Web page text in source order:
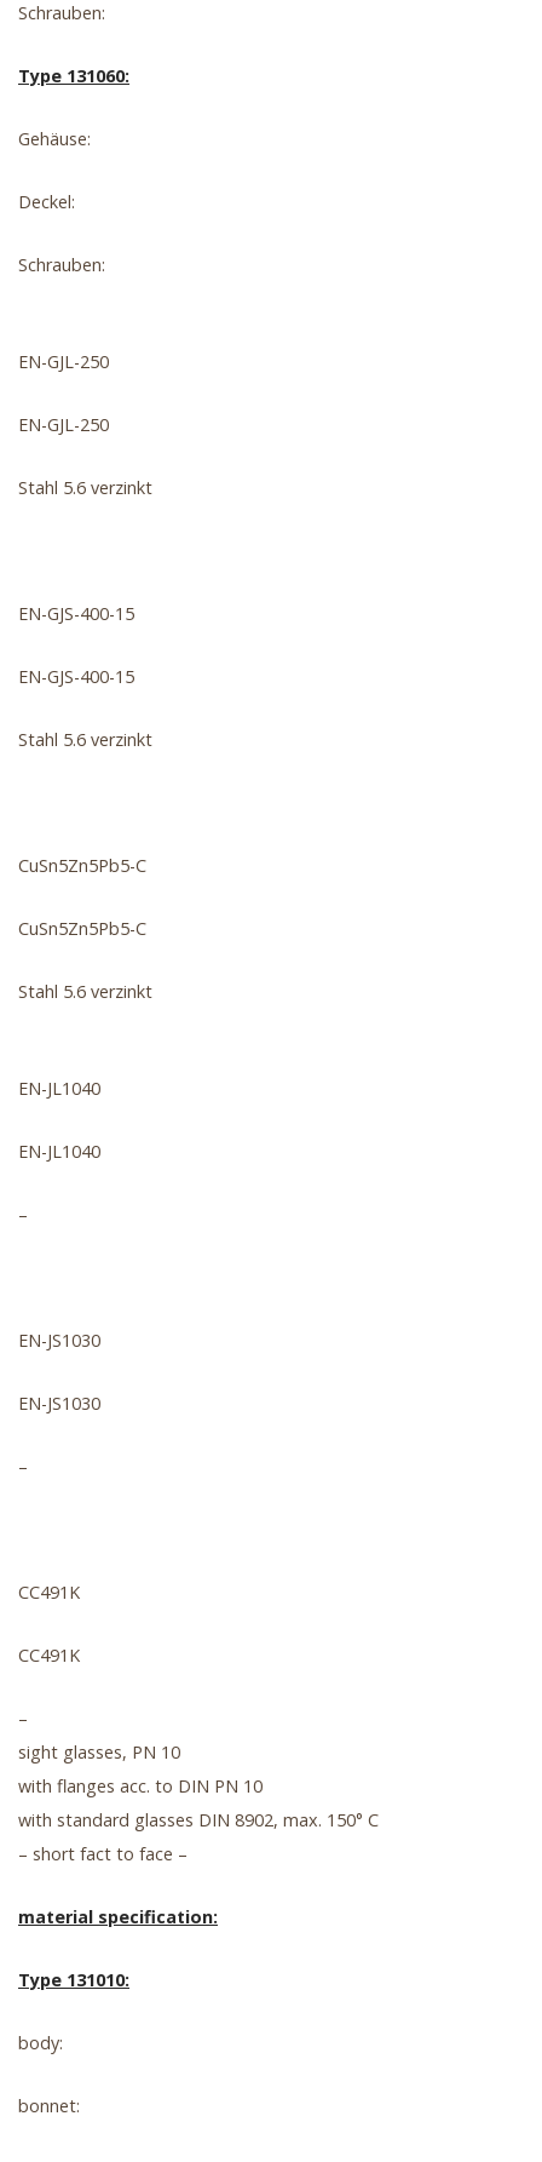
Schrauben:
Type 131060:
Gehäuse:
Deckel:
Schrauben:
EN-GJL-250
EN-GJL-250
Stahl 5.6 verzinkt
EN-GJS-400-15
EN-GJS-400-15
Stahl 5.6 verzinkt
CuSn5Zn5Pb5-C
CuSn5Zn5Pb5-C
Stahl 5.6 verzinkt
EN-JL1040
EN-JL1040
–
EN-JS1030
EN-JS1030
–
CC491K
CC491K
–
sight glasses, PN 10
with flanges acc. to DIN PN 10
with standard glasses DIN 8902, max. 150° C
– short fact to face –
material specification:
Type 131010:
body:
bonnet: